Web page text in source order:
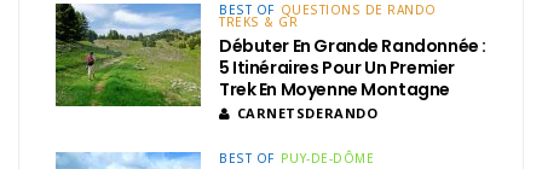
BEST OF QUESTIONS DE RANDO
TREKS & GR
Débuter En Grande Randonnée :
5 Itinéraires Pour Un Premier
Trek En Moyenne Montagne
CARNETSDERANDO
BEST OF PUY-DE-DÔME